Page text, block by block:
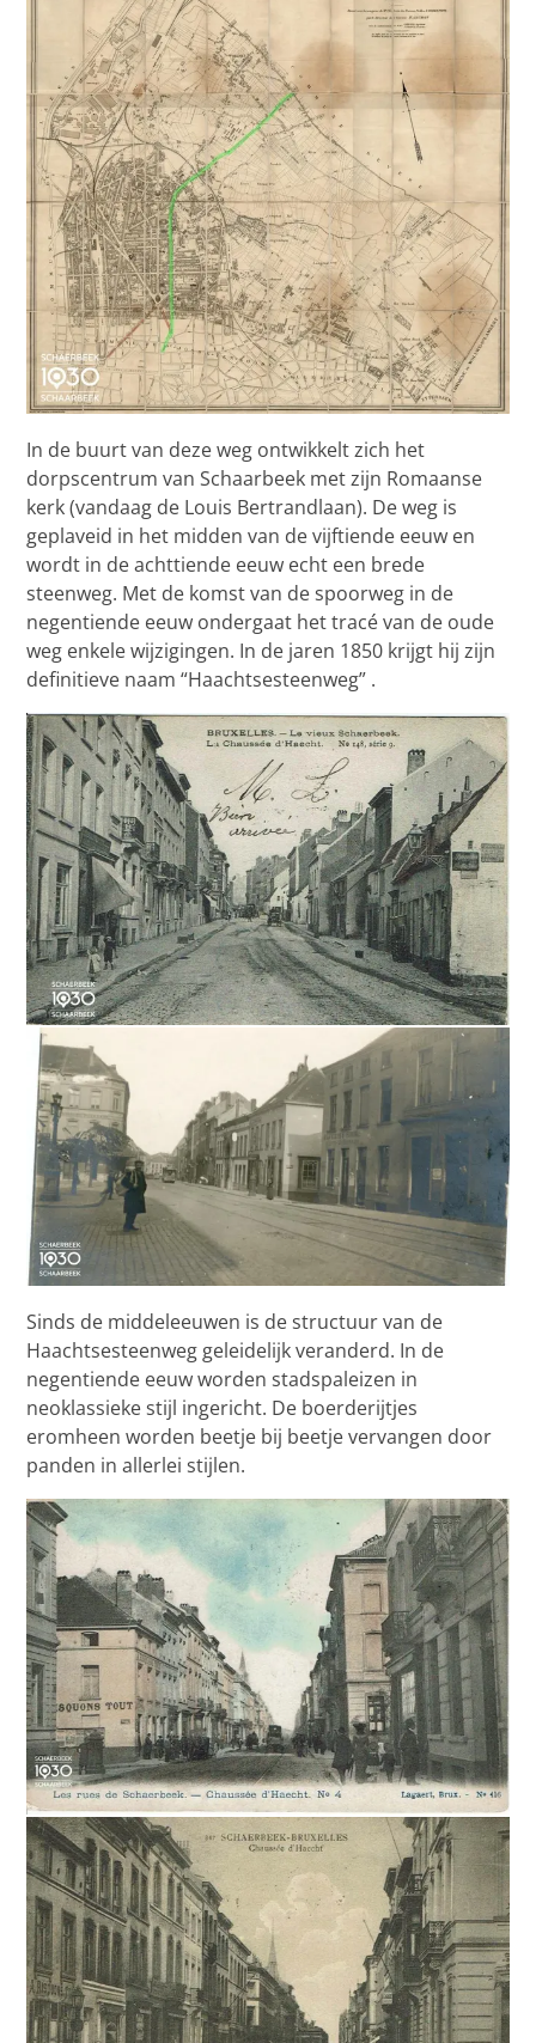
In de buurt van deze weg ontwikkelt zich het
dorpscentrum van Schaarbeek met zijn Romaanse
kerk (vandaag de Louis Bertrandlaan). De weg is
geplaveid in het midden van de vijftiende eeuw en
wordt in de achttiende eeuw echt een brede
steenweg. Met de komst van de spoorweg in de
negentiende eeuw ondergaat het tracé van de oude
weg enkele wijzigingen. In de jaren 1850 krijgt hij zijn
definitieve naam “Haachtsesteenweg” .
Sinds de middeleeuwen is de structuur van de
Haachtsesteenweg geleidelijk veranderd. In de
negentiende eeuw worden stadspaleizen in
neoklassieke stijl ingericht. De boerderijtjes
eromheen worden beetje bij beetje vervangen door
panden in allerlei stijlen.